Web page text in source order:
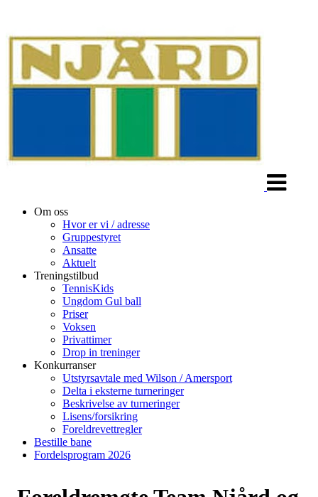
Om oss
Hvor er vi / adresse
Gruppestyret
Ansatte
Aktuelt
Treningstilbud
TennisKids
Ungdom Gul ball
Priser
Voksen
Privattimer
Drop in treninger
Konkurranser
Utstyrsavtale med Wilson / Amersport
Delta i eksterne turneringer
Beskrivelse av turneringer
Lisens/forsikring
Foreldrevettregler
Bestille bane
Fordelsprogram 2026